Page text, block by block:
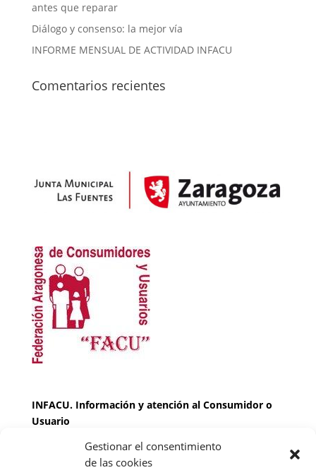
Gestionar el consentimiento
de las cookies
antes que reparar
Diálogo y consenso: la mejor vía
INFORME MENSUAL DE ACTIVIDAD INFACU
Comentarios recientes
INFACU. Información y atención al Consumidor o
Usuario
MARTES Y JUEVES de17:00 a 20 horas